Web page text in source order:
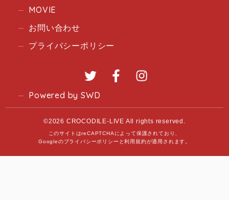
MOVIE
お問い合わせ
プライバシーポリシー
Twitter Facebook
Powered by SWD
©2026 CROCODILE-LIVE All rights reserved.
このサイトはreCAPTCHAによって保護されており、
Googleのプライバシーポリシー と利用規約が適用されます。